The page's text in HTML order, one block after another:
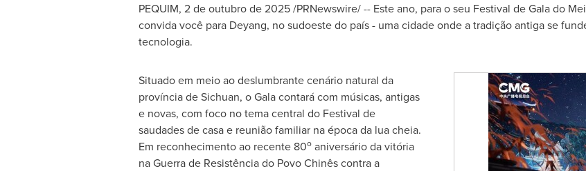
PEQUIM, 2 de outubro de 2025/PRNewswire/ -- Este ano, para o seu Festival de Gala do
convida você para Deyang, no sudoeste do país - uma cidade onde a tradição antiga se
tecnologia.
Situado em meio ao deslumbrante cenário natural da
província de Sichuan, o Gala contará com músicas, antigas
e novas, com foco no tema central do Festival de
saudades de casa e reunião familiar na época da lua cheia.
Em reconhecimento ao recente 80oaniversário da vitória
na Guerra de Resistência do Povo Chinês contra a